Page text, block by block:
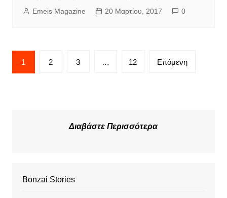
Emeis Magazine 20 Μαρτίου, 2017 0
Σελιδοποίηση
άρθρων
1 2 3 … 12 Επόμενη
Διαβάστε Περισσότερα
Bonzai Stories